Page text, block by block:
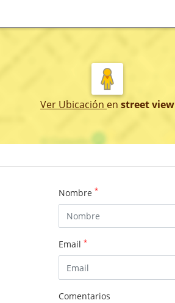
Ver Ubicación en street view
Nombre *
Email *
Comentarios